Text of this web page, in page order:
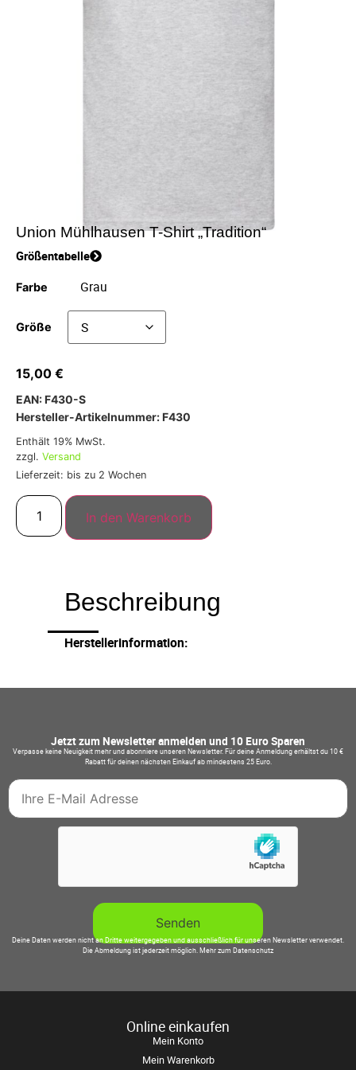
Union Mühlhausen T-Shirt „Tradition“
Größentabelle
Farbe
Größe
15,00 €
EAN: F430-S
Hersteller-Artikelnummer: F430
Enthält 19% MwSt.
zzgl. Versand
Lieferzeit: bis zu 2 Wochen
In den Warenkorb
Beschreibung
Herstellerinformation:
Jetzt zum Newsletter anmelden und 10 Euro Sparen
Verpasse keine Neuigkeit mehr und abonniere unseren Newsletter. Für deine Anmeldung erhältst du 10 €
Rabatt für deinen nächsten Einkauf ab mindestens 25 Euro.
Deine Daten werden nicht an Dritte weitergegeben und ausschließlich für unseren Newsletter verwendet.
Die Abmeldung ist jederzeit möglich.Mehr zum Datenschutz
Online einkaufen
Mein Konto
Mein Warenkorb